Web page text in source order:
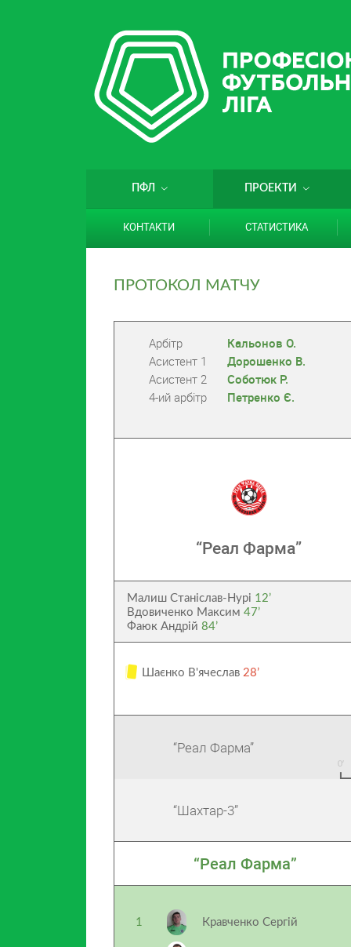
ПФЛ ПРОЕКТИ
КОНТАКТИ СТАТИСТИКА
ПРОТОКОЛ МАТЧУ
Арбітр
Кальонов О.
Асистент 1
Дорошенко В.
Асистент 2
Соботюк Р.
4-ий арбітр
Петренко Є.
“Реал Фарма”
Малиш Станіслав-Нурі 12’
Вдовиченко Максим47’
Фаюк Андрій84’
Шаєнко В'ячеслав 28’
“Реал Фарма”
“Шахтар-3”
“Реал Фарма”
1 Кравченко Сергій